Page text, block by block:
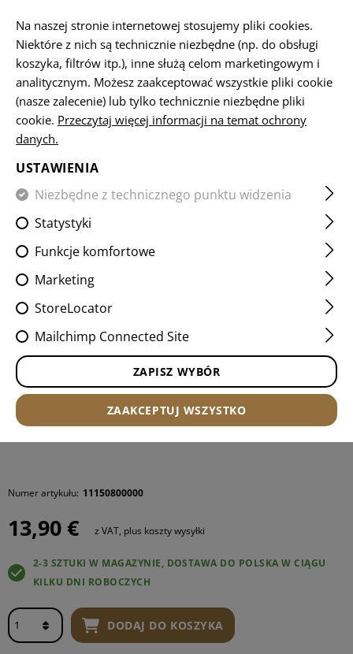
STRONA GŁÓWNA SPRZĘT AKCESORIA BATERIA
21700 BATTERY 3.7V
4000MAH
Numer artykułu: 11150800000
13,90 € z VAT, plus koszty wysyłki
2-3 SZTUKI W MAGAZYNIE, DOSTAWA DO POLSKA W CIĄGU
KILKU DNI ROBOCZYCH
DODAJ DO KOSZYKA
Na naszej stronie internetowej stosujemy pliki cookies.
Niektóre z nich są technicznie niezbędne (np. do obsługi
koszyka, filtrów itp.), inne służą celom marketingowym i
analitycznym. Możesz zaakceptować wszystkie pliki cookie
(nasze zalecenie) lub tylko technicznie niezbędne pliki
cookie. Przeczytaj więcej informacji na temat ochrony
danych.
USTAWIENIA
Niezbędne z technicznego punktu widzenia
Statystyki
Funkcje komfortowe
Marketing
StoreLocator
Mailchimp Connected Site
ZAPISZ WYBÓR
ZAAKCEPTUJ WSZYSTKO